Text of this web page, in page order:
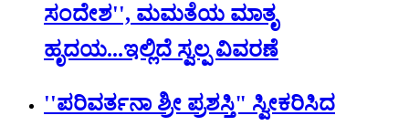
ಸಂದೇಶ'', ಮಮತೆಯ ಮಾತೃ
ಹೃದಯ...ಇಲ್ಲಿದೆ ಸ್ವಲ್ಪ ವಿವರಣೆ
''ಪರಿವರ್ತನಾ ಶ್ರೀ ಪ್ರಶಸ್ತಿ" ಸ್ವೀಕರಿಸಿದ